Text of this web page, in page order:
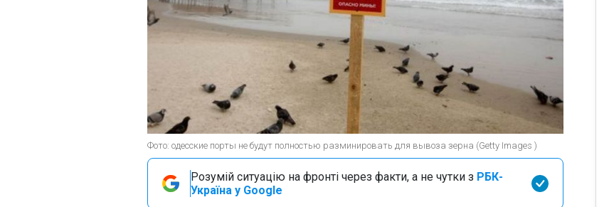
Фото: одесские порты не будут полностью разминировать для вывоза зерна (Getty Images )
Розумій ситуацію на фронті через факти, а не чутки з РБК-
Україна у Google